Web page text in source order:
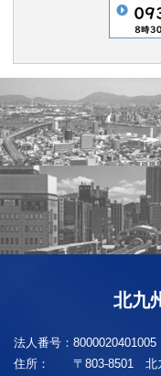
北九
法人番号： 8000020401005
住所：
〒803-8501 北